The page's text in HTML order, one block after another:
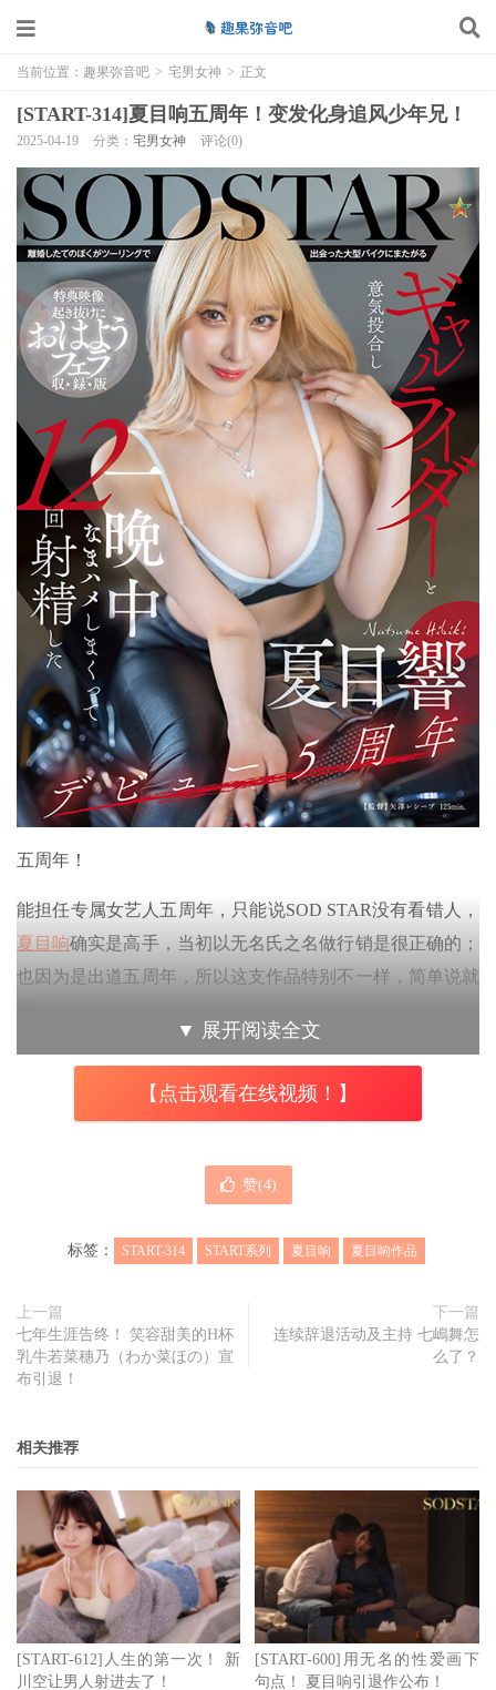
当前位置： 趣果弥音吧 > 宅男女神 > 正文
[START-314]夏目响五周年！变发化身追风少年兄！
2025-04-19 分类： 宅男女神 评论(0)
五周年！
能担任专属女艺人五周年，只能说SOD STAR没有看错人，
夏目响确实是高手，当初以无名氏之名做行销是很正确的；
也因为是出道五周年，所以这支作品特别不一样，简单说就
夏目响变金发辣妹惹！
▼ 展开阅读全文
【点击观看在线视频！】
赞(4)
标签： START-314 START系列 夏目响 夏目响作品
上一篇
七年生涯告终！ 笑容甜美的H杯
乳牛若菜穗乃（わか菜ほの）宣
布引退！
下一篇
连续辞退活动及主持 七嶋舞怎
么了？
相关推荐
[START-612]人生的第一次！ 新
川空让男人射进去了！
[START-600]用无名的性爱画下
句点！ 夏目响引退作公布！